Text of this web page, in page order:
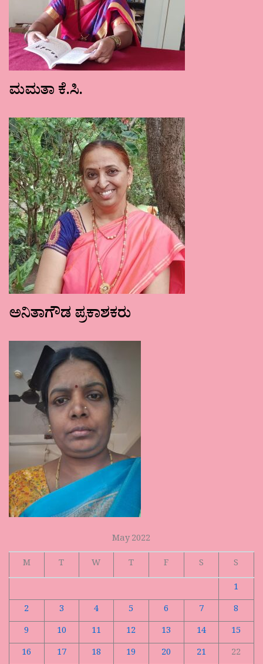
ಮಮತಾ ಕೆ.ಸಿ.
ಅನಿತಾಗೌಡ ಪ್ರಕಾಶಕರು
May 2022
M
T W T F S
S
1
2
3 4 5 6 7
8
9
10 11 12 13 14
15
16
17 18 19 20 21
22